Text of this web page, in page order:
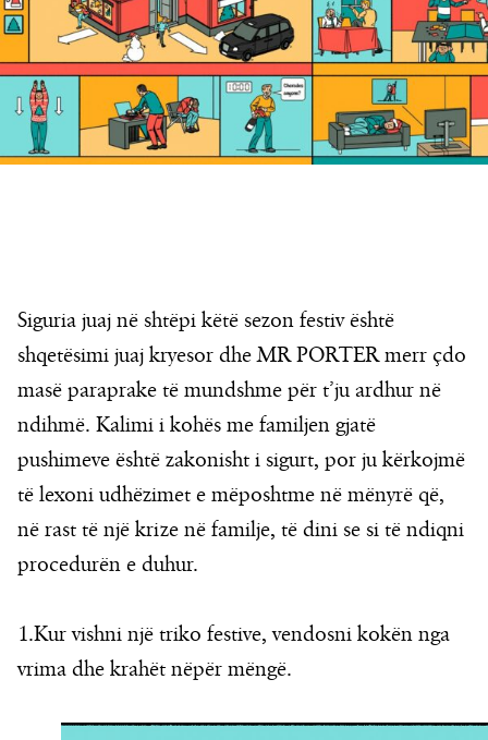
Siguria juaj në shtëpi këtë sezon festiv është
shqetësimi juaj kryesor dhe MR PORTER merr çdo
masë paraprake të mundshme për t’ju ardhur në
ndihmë. Kalimi i kohës me familjen gjatë
pushimeve është zakonisht i sigurt, por ju kërkojmë
të lexoni udhëzimet e mëposhtme në mënyrë që,
në rast të një krize në familje, të dini se si të ndiqni
procedurën e duhur.
1.Kur vishni një triko festive, vendosni kokën nga
vrima dhe krahët nëpër mëngë.